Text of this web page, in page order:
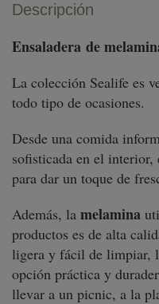
Descripción
Ensaladera de
La colección Sealife es
todo tipo de ocasiones.
Desde una comida
sofisticada en el
para dar un toque de
Además, la melamina
productos es de alta
ligera y fácil de limpiar,
opción práctica y
llevar a un picnic, a la